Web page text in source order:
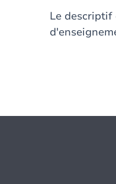
Le descriptif